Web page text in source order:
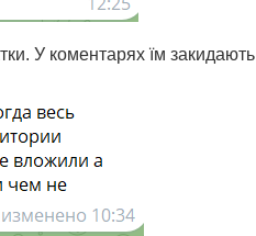
У коментарях їм закидають